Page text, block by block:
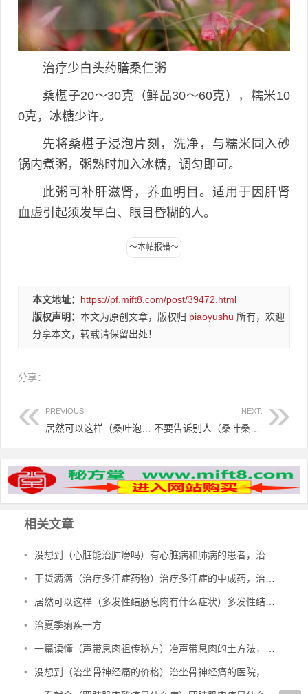
治疗少白头药膳桑仁粥
桑椹子20～30克（鲜品30～60克），糯米10
0克，冰糖少许。
先将桑椹子浸泡片刻，洗净，与糯米同入砂
锅内煮粥，粥熟时加入冰糖，调匀即可。
此粥可补肝滋肾，养血明目。适用于因肝肾
血虚引起须发早白、眼目昏糊的人。
本文地址： https://pf.mift8.com/post/39472.html
版权声明： 本文为原创文章，版权归 piaoyushu 所有，欢迎
分享本文，转载请保留出处！
分享：
PREVIOUS: NEXT:
不要告诉别人（桑叶桑黄的功效与作用）桑叶道地药材，桑地藿草汤治嗅觉丧失有效，
相关文章
• 没想到（心脏能治肺痨吗）有心脏病和肺病的患者，治多种心脏病、肺结核、肺病，
• 干货满满（治疗多汗症药物）治疗多汗症的中成药，治多汗症验方，
• 居然可以这样（多发性结肠息肉有什么症状）多发性结肠息肉一定要手术吗，治多发性结肠息肉验方，
• 治夏季痢疾一方
• 一篇读懂（声带息肉祖传秘方）冶声带息肉的土方法，治声带息肉验方，
• 没想到（治坐骨神经痛的价格）治坐骨神经痛的医院，治坐骨神经痛的特效验方，